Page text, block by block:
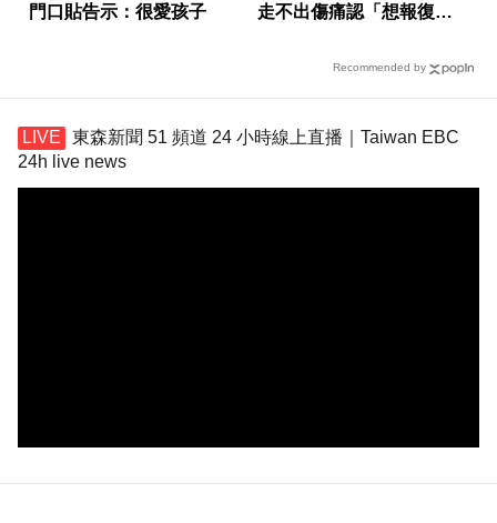
門口貼告示：很愛孩子
走不出傷痛認「想報復」
Recommended by
東森新聞 51 頻道 24 小時線上直播｜Taiwan EBC
24h live news